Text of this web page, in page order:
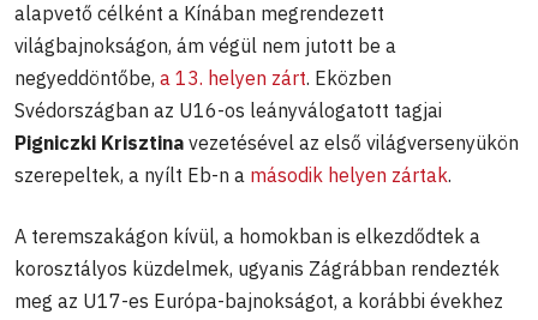
alapvető célként a Kínában megrendezett
világbajnokságon, ám végül nem jutott be a
negyeddöntőbe, a 13. helyen zárt. Eközben
Svédországban az U16-os leányválogatott tagjai
Pigniczki Krisztina vezetésével az első világversenyükön
szerepeltek, a nyílt Eb-n a második helyen zártak.
A teremszakágon kívül, a homokban is elkezdődtek a
korosztályos küzdelmek, ugyanis Zágrábban rendezték
meg az U17-es Európa-bajnokságot, a korábbi évekhez